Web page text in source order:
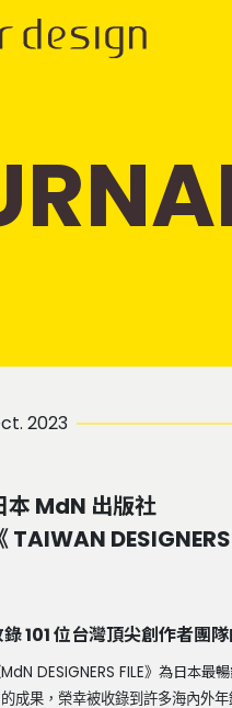
2023
本 MdN 出版社
TAIWAN
101 位台灣頂尖創作者團
MdN DESIGNERS FILE》為日本最
成果，榮幸被收錄到許多海內外